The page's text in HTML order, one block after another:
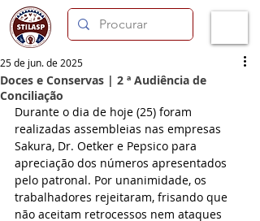
Doces e Conservas | 2 ª Audiência de
Conciliação
25 de jun. de 2025
Durante o dia de hoje (25) foram
realizadas assembleias nas empresas
Sakura, Dr. Oetker e Pepsico para
apreciação dos números apresentados
pelo patronal. Por unanimidade, os
trabalhadores rejeitaram, frisando que
não aceitam retrocessos nem ataques